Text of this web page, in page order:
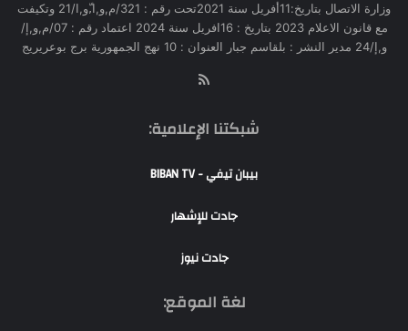
وزارة الاتصال بتاريخ:11أفريل سنة 2021تحت رقم : 321/م,و,ا,ّو,ا/21 وتكيفت
مع قانون الاعلام 2023 بتاريخ : 16افريل سنة 2024 اعتماد رقم : 07/م,و,إ/
و,إ/24 مدير النشر : بلقاسم جبار العنوان : 10 نهج الجمهورية برج بوعريريج
شبكتنا الإعلامية:
بيبان تيفي - BIBAN TV
جادت للإشهار
جادت نيوز
لغة الموقع: